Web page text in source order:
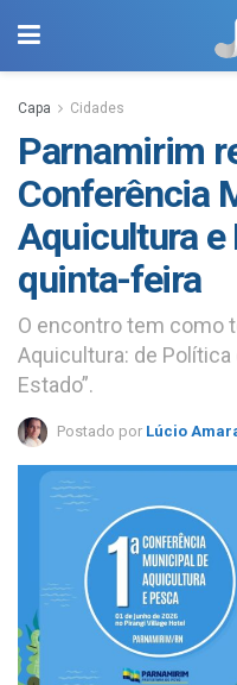
Capa Cidades
Parnamirim
Conferência
Aquicultura e
quinta-feira
O encontro tem como
Aquicultura: de Política
Estado”.
Postado por Lúcio